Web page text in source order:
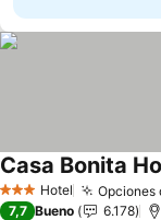
3 Estrellas
Hotel Opciones
Casa Bonita
7,7 Bueno 6.178